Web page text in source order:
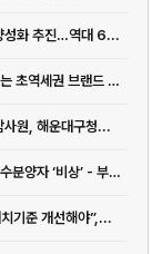
성화 추진…역대 6...
[법규] 힐스테이트 가야, 부산 신흥 주거타운에 들어서는 초역세권 브랜드 아...
사원, 해운대구청...
[법규] 일주일 뒤 부산 생숙 4300실에 이행강제금… 수분양자 ‘비상’ - 부산일보
기준 개선해야”,...